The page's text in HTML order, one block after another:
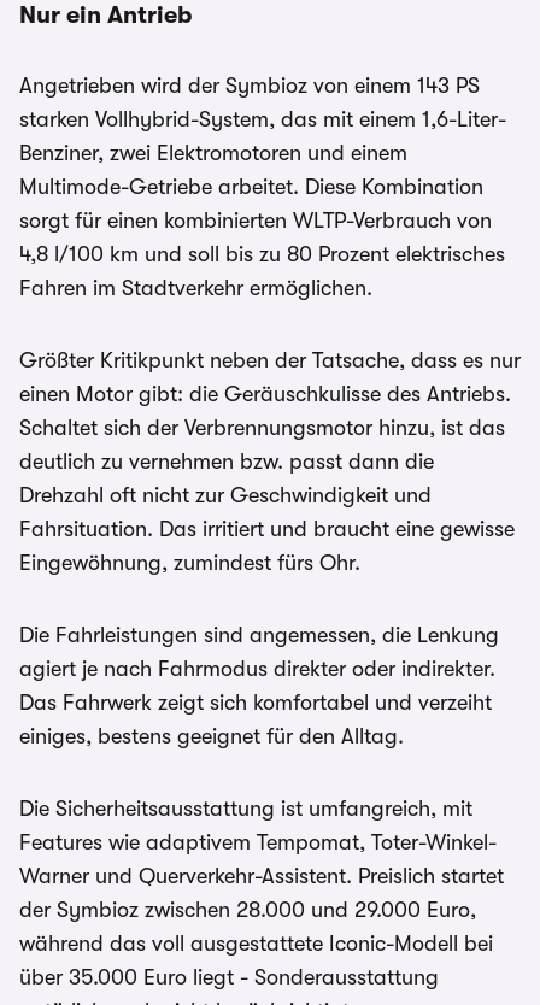
Nur ein Antrieb
Angetrieben wird der Symbioz von einem 143 PS
starken Vollhybrid-System, das mit einem 1,6-Liter-
Benziner, zwei Elektromotoren und einem
Multimode-Getriebe arbeitet. Diese Kombination
sorgt für einen kombinierten WLTP-Verbrauch von
4,8 l/100 km und soll bis zu 80 Prozent elektrisches
Fahren im Stadtverkehr ermöglichen.
Größter Kritikpunkt neben der Tatsache, dass es nur
einen Motor gibt: die Geräuschkulisse des Antriebs.
Schaltet sich der Verbrennungsmotor hinzu, ist das
deutlich zu vernehmen bzw. passt dann die
Drehzahl oft nicht zur Geschwindigkeit und
Fahrsituation. Das irritiert und braucht eine gewisse
Eingewöhnung, zumindest fürs Ohr.
Die Fahrleistungen sind angemessen, die Lenkung
agiert je nach Fahrmodus direkter oder indirekter.
Das Fahrwerk zeigt sich komfortabel und verzeiht
einiges, bestens geeignet für den Alltag.
Die Sicherheitsausstattung ist umfangreich, mit
Features wie adaptivem Tempomat, Toter-Winkel-
Warner und Querverkehr-Assistent. Preislich startet
der Symbioz zwischen 28.000 und 29.000 Euro,
während das voll ausgestattete Iconic-Modell bei
über 35.000 Euro liegt - Sonderausstattung